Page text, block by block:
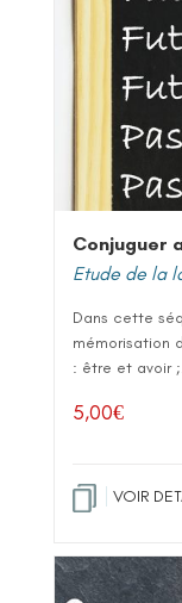
Conjuguer
Etude de la
Dans cette
mémorisation
: être et avoir
5,00€
VOIR